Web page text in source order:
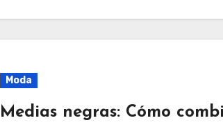
Moda
Medias negras: Cómo